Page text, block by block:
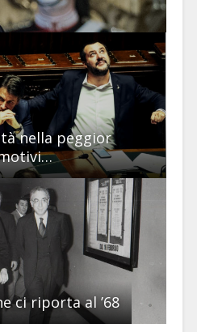
nella peggior
ci riporta al ’68